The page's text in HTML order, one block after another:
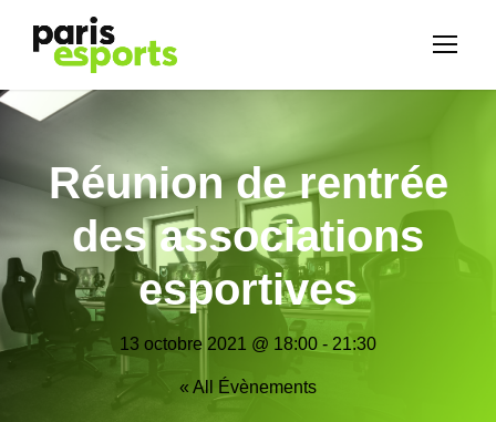
Réunion de rentrée
des associations
esportives
13 octobre 2021 @ 18:00 - 21:30
« All Évènements